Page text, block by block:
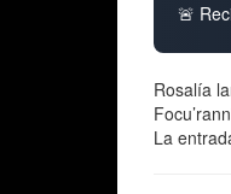
🚨
Rosalía
La